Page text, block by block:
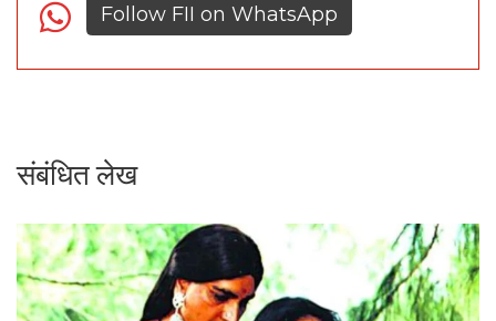
Follow FII on WhatsApp
संबंधित लेख